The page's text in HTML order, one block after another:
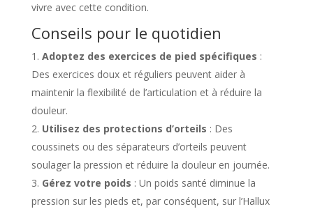
vivre avec cette condition.
Conseils pour le quotidien
Adoptez des exercices de pied spécifiques :
Des exercices doux et réguliers peuvent aider à
maintenir la flexibilité de l’articulation et à réduire la
douleur.
Utilisez des protections d’orteils : Des
coussinets ou des séparateurs d’orteils peuvent
soulager la pression et réduire la douleur en journée.
Gérez votre poids : Un poids santé diminue la
pression sur les pieds et, par conséquent, sur l’Hallux